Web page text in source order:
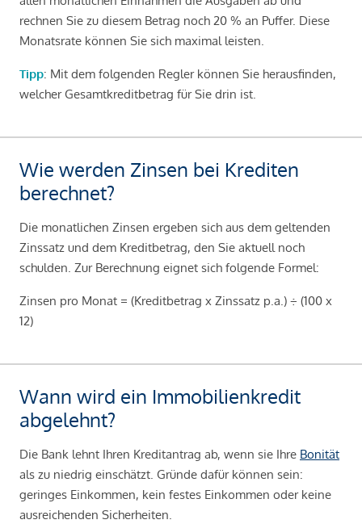
rechnen Sie zu diesem Betrag noch 20 % an Puffer. Diese
Monatsrate können Sie sich maximal leisten.
Tipp: Mit dem folgenden Regler können Sie herausfinden,
welcher Gesamtkreditbetrag für Sie drin ist.
Wie werden Zinsen bei Krediten
berechnet?
Die monatlichen Zinsen ergeben sich aus dem geltenden
Zinssatz und dem Kreditbetrag, den Sie aktuell noch
schulden. Zur Berechnung eignet sich folgende Formel:
Zinsen pro Monat = (Kreditbetrag x Zinssatz p.a.) ÷ (100 x
12)
Wann wird ein Immobilienkredit
abgelehnt?
Die Bank lehnt Ihren Kreditantrag ab, wenn sie Ihre Bonität
als zu niedrig einschätzt. Gründe dafür können sein:
geringes Einkommen, kein festes Einkommen oder keine
ausreichenden Sicherheiten.